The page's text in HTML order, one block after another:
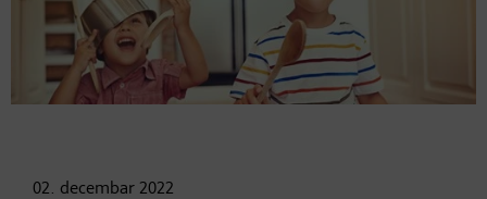
02. decembar 2022